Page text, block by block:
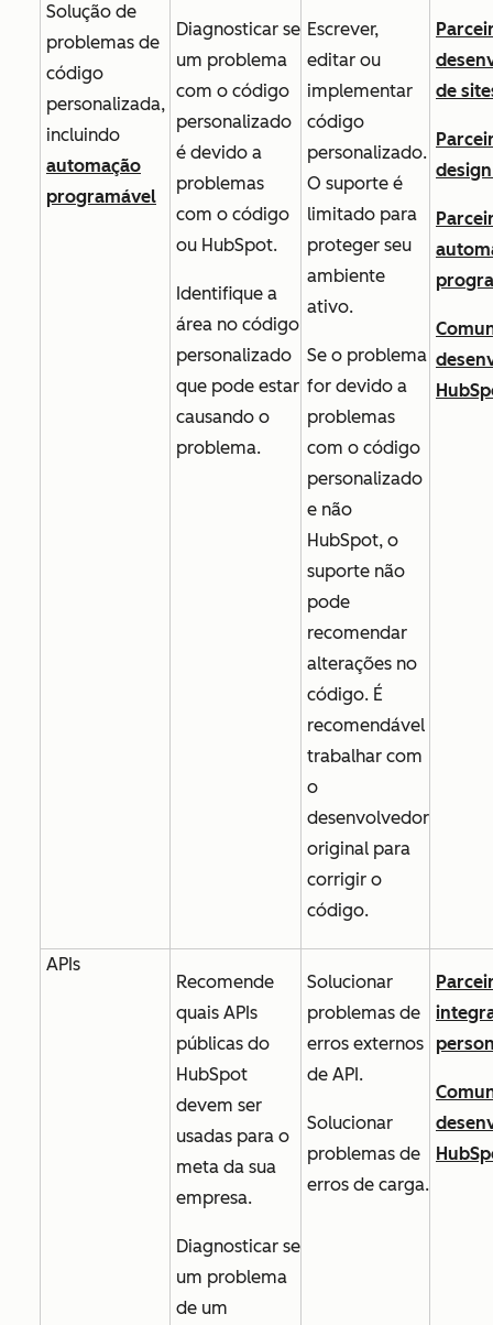
Solução de
problemas de
código
personalizada,
incluindo
automação
programável
Diagnosticar se
um problema
com o código
personalizado
é devido a
problemas
com o código
ou HubSpot.
Identifique a
área no código
personalizado
que pode estar
causando o
problema.
Escrever,
editar ou
implementar
código
personalizado.
O suporte é
limitado para
proteger seu
ambiente
ativo.
Se o problema
for devido a
problemas
com o código
personalizado
e não
HubSpot, o
suporte não
pode
recomendar
alterações no
código. É
recomendável
trabalhar com
o
desenvolvedor
original para
corrigir o
código.
de
APIs
Recomende
quais APIs
públicas do
HubSpot
devem ser
usadas para o
meta da sua
empresa.
Diagnosticar se
um problema
de um
Solucionar
problemas de
erros externos
de API.
Solucionar
problemas de
erros de carga.